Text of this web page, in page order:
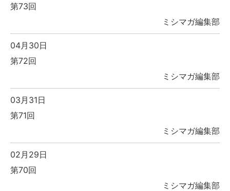
第73回
ミシマガ編集部
04月30日
第72回
ミシマガ編集部
03月31日
第71回
ミシマガ編集部
02月29日
第70回
ミシマガ編集部